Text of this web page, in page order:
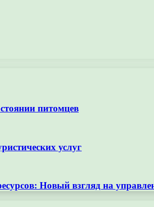
питомцев
услуг
Новый взгляд на